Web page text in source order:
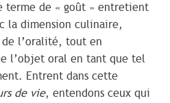
terme de « goût » entretient
la dimension culinaire,
l’oralité, tout en
l’objet oral en tant que tel
Entrent dans cette
de vie, entendons ceux qui